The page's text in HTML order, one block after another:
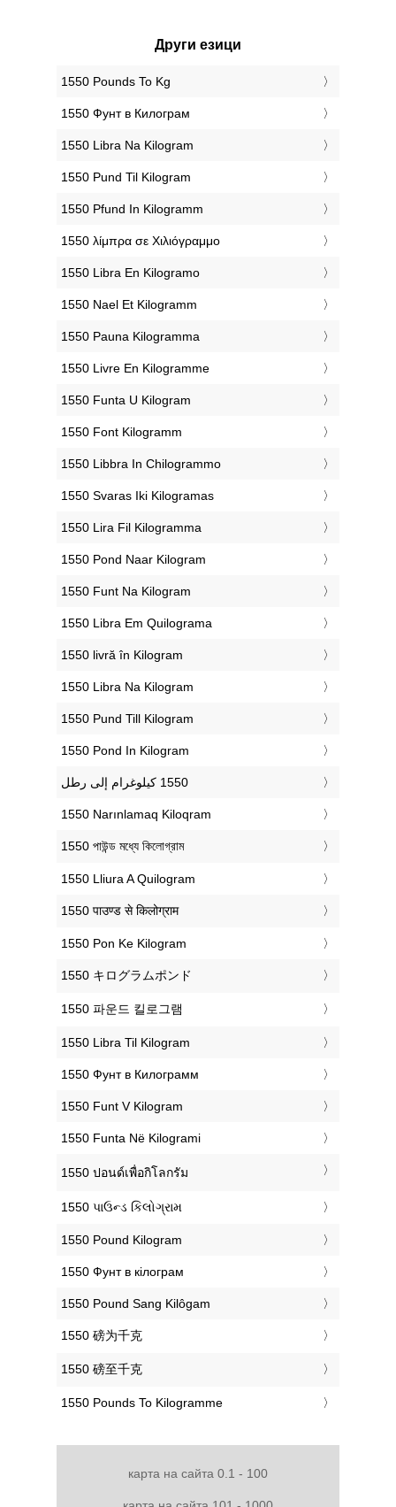
Други езици
‎1550 Pounds To Kg
‎1550 Фунт в Килограм
‎1550 Libra Na Kilogram
‎1550 Pund Til Kilogram
‎1550 Pfund In Kilogramm
‎1550 λίμπρα σε Χιλιόγραμμο
‎1550 Libra En Kilogramo
‎1550 Nael Et Kilogramm
‎1550 Pauna Kilogramma
‎1550 Livre En Kilogramme
‎1550 Funta U Kilogram
‎1550 Font Kilogramm
‎1550 Libbra In Chilogrammo
‎1550 Svaras Iki Kilogramas
‎1550 Lira Fil Kilogramma
‎1550 Pond Naar Kilogram
‎1550 Funt Na Kilogram
‎1550 Libra Em Quilograma
‎1550 livră în Kilogram
‎1550 Libra Na Kilogram
‎1550 Pund Till Kilogram
‎1550 Pond In Kilogram
‎1550 Narınlamaq Kiloqram
‎1550 পাউন্ড মধ্যে কিলোগ্রাম
‎1550 Lliura A Quilogram
‎1550 पाउण्ड से किलोग्राम
‎1550 Pon Ke Kilogram
‎1550 キログラムポンド
‎1550 파운드 킬로그램
‎1550 Libra Til Kilogram
‎1550 Фунт в Килограмм
‎1550 Funt V Kilogram
‎1550 Funta Në Kilogrami
‎1550 ปอนด์เพื่อกิโลกรัม
‎1550 પાઉન્ડ કિલોગ્રામ
‎1550 Pound Kilogram
‎1550 Фунт в кілограм
‎1550 Pound Sang Kilôgam
‎1550 磅为千克
‎1550 磅至千克
‎1550 Pounds To Kilogramme
карта на сайта 0.1 - 100